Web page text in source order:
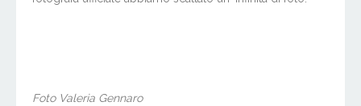
Foto Valeria Gennaro